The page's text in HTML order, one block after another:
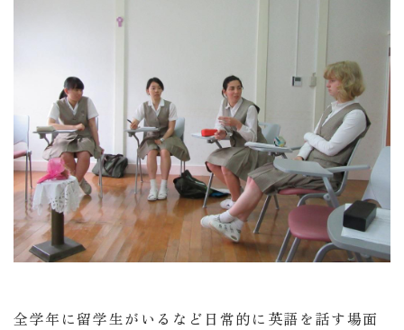
全学年に留学生がいるなど日常的に英語を話す場面